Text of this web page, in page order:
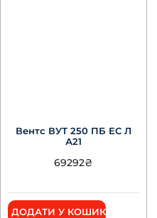
Вентс ВУТ 250 ПБ ЕС Л
А21
69292₴
ДОДАТИ У КОШИК